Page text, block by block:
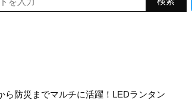
ら防災までマルチに活躍！LEDランタン